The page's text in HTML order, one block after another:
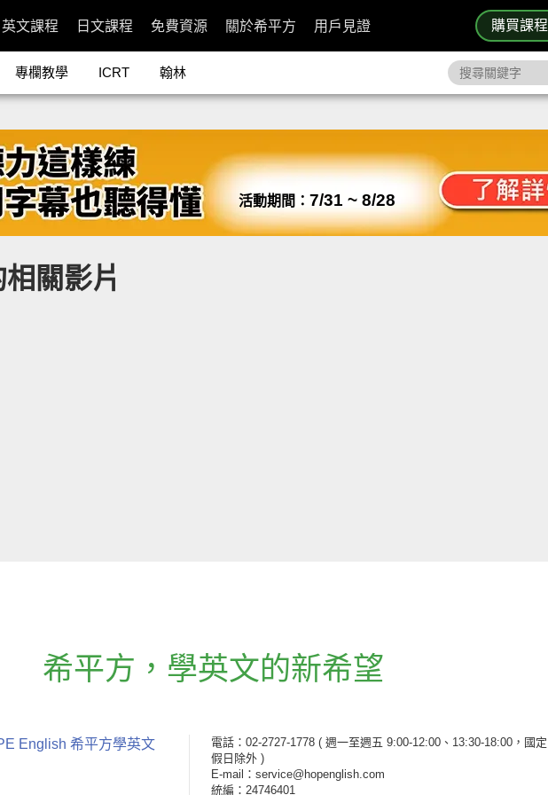
購買課程
英文課程 日文課程 免費資源 關於希平方 用戶見證
專欄教學 ICRT 翰林
活動期間： 7/31 ~ 8/28
關影片
希平方 ， 學英文的新希望
English 希平方學英文 電話：02-2727-1778 ( 週一至週五 9:00-12:00、13:30-18:00，國定
假日除外 )
E-mail：service@hopenglish.com
統編：24746401